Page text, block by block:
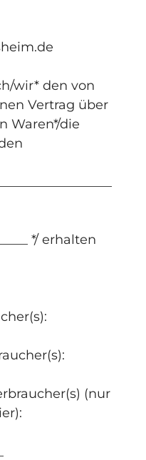
wir* den von
Vertrag über
Waren*/die
*/ erhalten
(nur